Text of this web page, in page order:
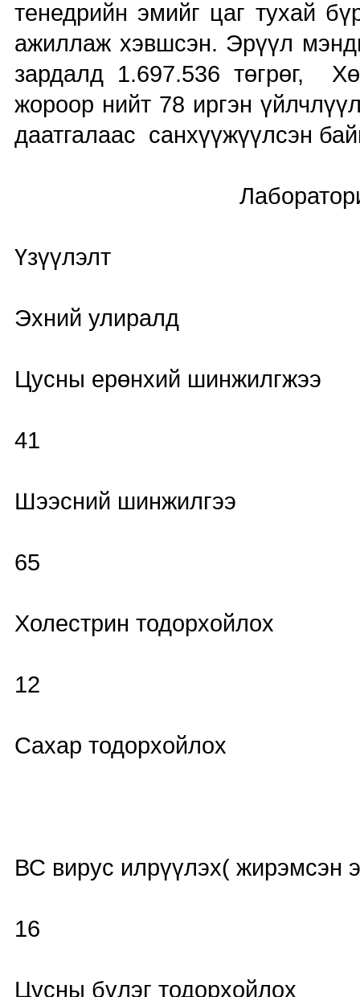
тенедрийн эмийг цаг тухай
ажиллаж хэвшсэн. Эрүүл
зардалд 1.697.536 төгрөг,
жороор нийт 78 иргэн
даатгалаас санхүүжүүлсэн
Лабораторийн
Үзүүлэлт
Эхний улиралд
Цусны ерөнхий шинжилгжээ
41
Шээсний шинжилгээ
65
Холестрин тодорхойлох
12
Сахар тодорхойлох
ВС вирус илрүүлэх( жирэмсэн
16
Цусны бүлэг тодорхойлох